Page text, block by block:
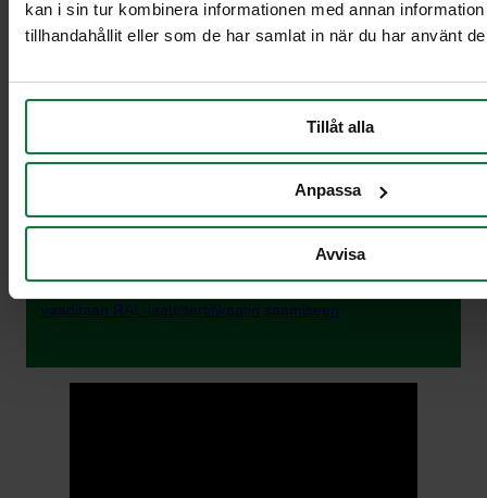
kan i sin tur kombinera informationen med annan
tillhandahållit eller som de har samlat in när du har använt
Tillåt alla
Anpassa
Avvisa
Pohjolan ankarissa olosuhteissa korkealaatuiset
tuotteet ovat välttämättömiä ja siksi PWS-tuotteet on
pitkä kestoikä
käyttäjäystävällinen ja ergonominen muotoilu
vakaa rakenne ja optimoitu materiaalin paksuus
pohjoismaisiin olosuhteisiin suunnitellut materiaalit
vakiovarusteet, joita on helppo täydentää
lisävarusteilla
RAL-sertifiointi (korkein laatustandardi)
>> GGAWB – videoita ja kuvia tärkeistä testeistä, jotka
vaaditaan RAL-laatusertifikaatin saamiseen